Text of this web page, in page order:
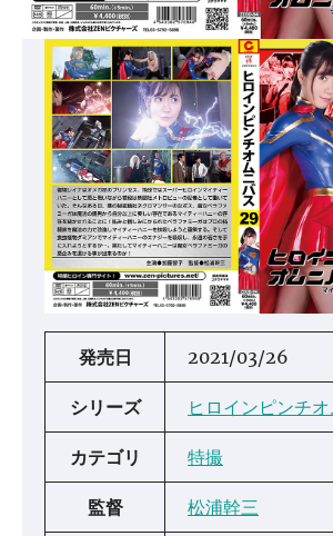
発売日 2021/03/26
シリーズ ヒロインピンチ
カテゴリ 特撮
監督 松浦幹三